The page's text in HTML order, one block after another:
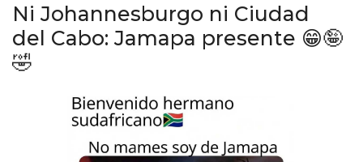
Ni Johannesburgo ni Ciudad
del Cabo: Jamapa presente 😁🤪
🤣